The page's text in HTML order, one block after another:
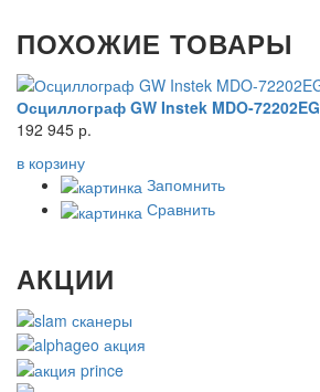
ПОХОЖИЕ ТОВАРЫ
Осциллограф GW Instek MDO-72202EG
192 945 р.
в корзину
Запомнить
Сравнить
АКЦИИ